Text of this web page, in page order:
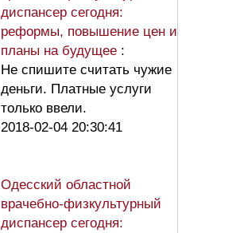
диспансер сегодня:
реформы, повышение цен и
планы на будущее :
Не спишите считать чужие
деньги. Платные услуги
только ввели.
2018-02-04 20:30:41
Одесский областной
врачебно-физкультурный
диспансер сегодня: